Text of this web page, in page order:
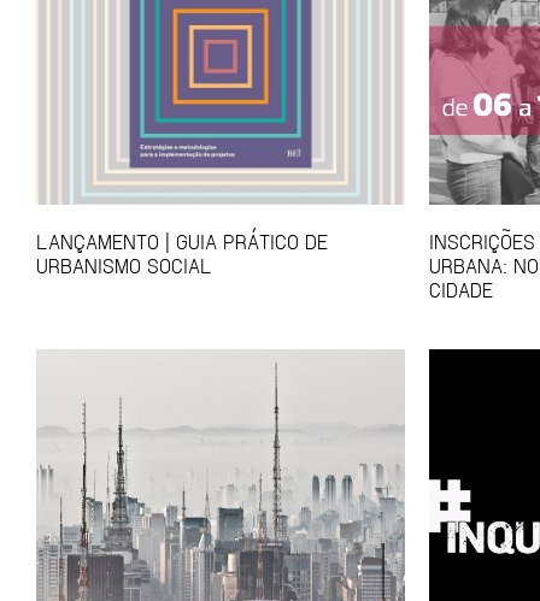
LANÇAMENTO | GUIA PRÁTICO DE
URBANISMO SOCIAL
URBANA:
CIDADE